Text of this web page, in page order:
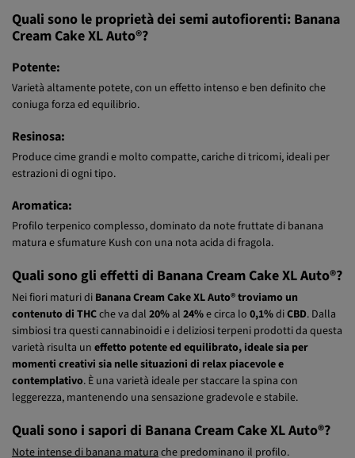
Quali sono le proprietà dei semi autofiorenti: Banana
Potente:
Varietà altamente potete, con un effetto intenso e ben definito che
Resinosa:
Produce cime grandi e molto compatte, cariche di tricomi, ideali per
Aromatica:
Profilo terpenico complesso, dominato da note fruttate di banana
Quali sono gli effetti di Banana Cream Cake XL Auto®?
Nei fiori maturi diBanana Cream Cake XL Auto® troviamo un
contenuto di THCche va dal20% al24%e circa lo0,1%diCBD . Dalla
simbiosi tra questi cannabinoidi e i deliziosi terpeni prodotti da questa
varietà risulta uneffetto potente ed equilibrato, ideale sia per
momenti creativi sia nelle situazioni di relax piacevole e
contemplativo. È una varietà ideale per staccare la spina con
Quali sono i sapori di Banana Cream Cake XL Auto®?